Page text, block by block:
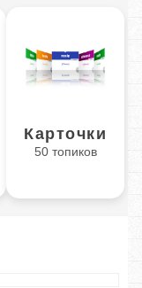
Карточки
50 топиков